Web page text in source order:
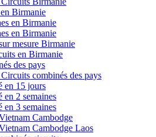
Birmanie
en Birmanie
en Birmanie
mesure Birmanie
en Birmanie
des pays
combinés des pays
en 15 jours
en 2 semaines
en 3 semaines
Cambodge
Cambodge Laos